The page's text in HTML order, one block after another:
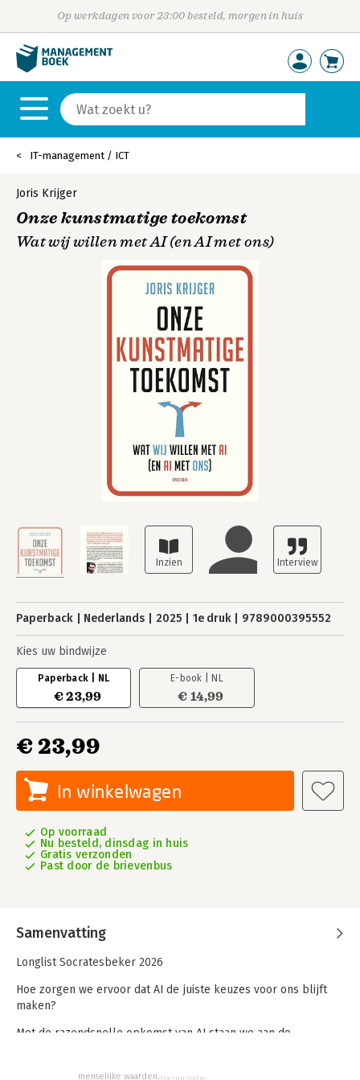
Op werkdagen voor 23:00 besteld, morgen in huis
IT-management / ICT
Joris Krijger
Onze kunstmatige toekomst
Wat wij willen met AI (en AI met ons)
Paperback Nederlands 2025 1e druk 9789000395552
Kies uw bindwijze
Paperback | NL
€ 23,99
E-book | NL
€ 14,99
€ 23,99
In winkelwagen
Op voorraad
Nu besteld, dinsdag in huis
Gratis verzonden
Past door de brievenbus
Samenvatting
Longlist Socratesbeker 2026
Hoe zorgen we ervoor dat AI de juiste keuzes voor ons blijft
maken?
Met de razendsnelle opkomst van AI staan we aan de
menselijke waarden